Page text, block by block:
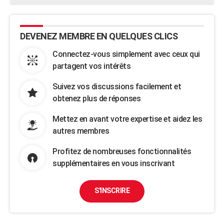
DEVENEZ MEMBRE EN QUELQUES CLICS
Connectez-vous simplement avec ceux qui
partagent vos intérêts
Suivez vos discussions facilement et
obtenez plus de réponses
Mettez en avant votre expertise et aidez les
autres membres
Profitez de nombreuses fonctionnalités
supplémentaires en vous inscrivant
S'INSCRIRE